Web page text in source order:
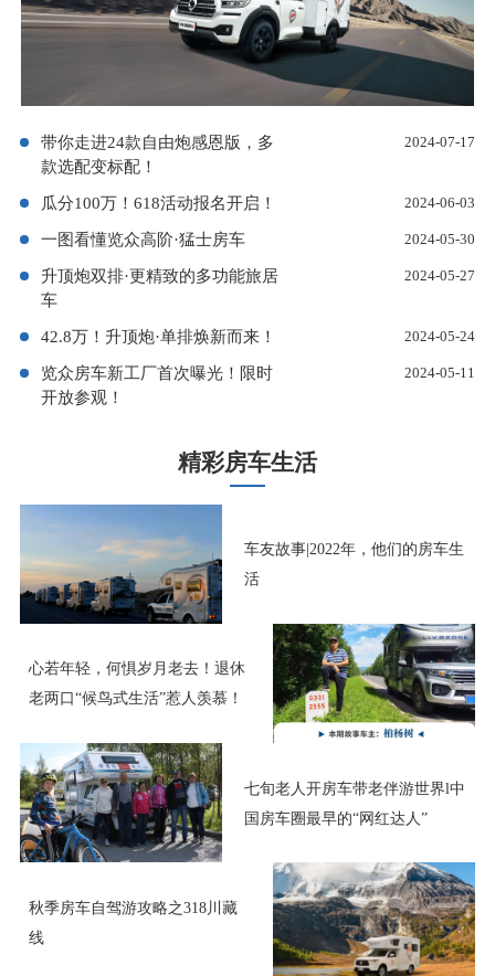
带你走进24款自由炮感恩版，多
款选配变标配！
2024-07-17
瓜分100万！618活动报名开启！ 2024-06-03
一图看懂览众高阶·猛士房车 2024-05-30
升顶炮双排·更精致的多功能旅居
车
2024-05-27
42.8万！升顶炮·单排焕新而来！ 2024-05-24
览众房车新工厂首次曝光！限时
开放参观！
2024-05-11
精彩房车生活
车友故事|2022年，他们的房车生
活
心若年轻，何惧岁月老去！退休
老两口“候鸟式生活”惹人羡慕！
七旬老人开房车带老伴游世界l中
国房车圈最早的“网红达人”
秋季房车自驾游攻略之318川藏
线